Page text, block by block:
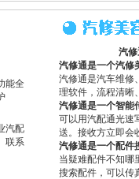
能全
汽配
联系
汽
汽修通是一个汽修
汽修通是汽车维修
理软件，流程清晰
汽修通是一个智能
可以用汽配通光速
送。接收方立即会
汽修通是一个配件
当疑难配件不知哪
搜索配件，可以传